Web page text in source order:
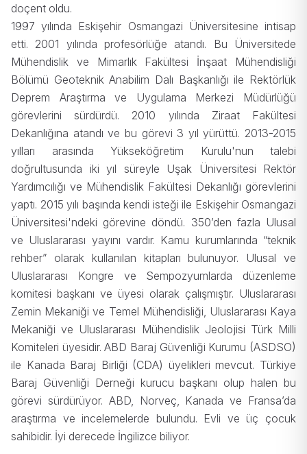
doçent oldu.
1997 yılında Eskişehir Osmangazi Üniversitesine intisap
etti. 2001 yılında profesörlüğe atandı. Bu Üniversitede
Mühendislik ve Mimarlık Fakültesi İnşaat Mühendisliği
Bölümü Geoteknik Anabilim Dalı Başkanlığı ile Rektörlük
Deprem Araştırma ve Uygulama Merkezi Müdürlüğü
görevlerini sürdürdü. 2010 yılında Ziraat Fakültesi
Dekanlığına atandı ve bu görevi 3 yıl yürüttü. 2013-2015
yılları arasında Yükseköğretim Kurulu'nun talebi
doğrultusunda iki yıl süreyle Uşak Üniversitesi Rektör
Yardımcılığı ve Mühendislik Fakültesi Dekanlığı görevlerini
yaptı. 2015 yılı başında kendi isteği ile Eskişehir Osmangazi
Üniversitesi'ndeki görevine döndü. 350’den fazla Ulusal
ve Uluslararası yayını vardır. Kamu kurumlarında “teknik
rehber” olarak kullanılan kitapları bulunuyor. Ulusal ve
Uluslararası Kongre ve Sempozyumlarda düzenleme
komitesi başkanı ve üyesi olarak çalışmıştır. Uluslararası
Zemin Mekaniği ve Temel Mühendisliği, Uluslararası Kaya
Mekaniği ve Uluslararası Mühendislik Jeolojisi Türk Milli
Komiteleri üyesidir. ABD Baraj Güvenliği Kurumu (ASDSO)
ile Kanada Baraj Birliği (CDA) üyelikleri mevcut. Türkiye
Baraj Güvenliği Derneği kurucu başkanı olup halen bu
görevi sürdürüyor. ABD, Norveç, Kanada ve Fransa’da
araştırma ve incelemelerde bulundu. Evli ve üç çocuk
sahibidir. İyi derecede İngilizce biliyor.